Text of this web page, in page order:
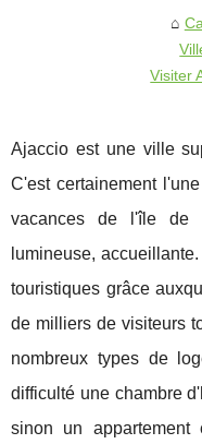
Visiter
Ajaccio est une ville
C'est certainement
vacances de l'île de
lumineuse,
touristiques grâce
de milliers de visiteurs
nombreux types de
difficulté une chambre
sinon un